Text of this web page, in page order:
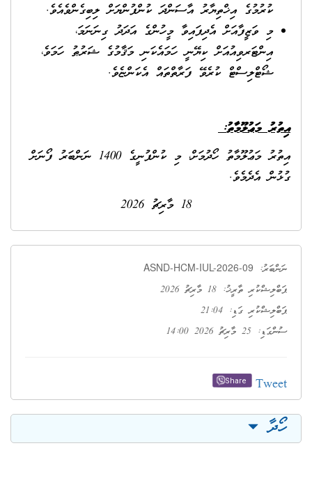
ކުރުމުގެ އިޚްތިޔާރު އާސަންދަ ކުންފުންޔަށް ލިބިގެންވެއެވެ.
މި ވަޒީފާއަށް އެދިފައިވާ މީހުންގެ އަދަދު ގިނަނަމަ،
އިންޓަރވިއުއަށް ކިޔޭނީ ހަމައެކަނި މަޤާމުގެ ޝަރުޠު ހަމަވެ،
ޝޯޓްލިސްޓް ކުރެވޭ ފަރާތްތައް އެކަންޏެވެ.
އިތުރު މަޢުލޫމާތު:
އިތުރު މަޢުލޫމާތު ހޯދުމަށް، މި ކުންފުނީގެ 1400 ނަންބަރު ފޯނަށް
ގުޅުން އެދެމެވެ.
18 މާރިޗު 2026
ނަންބަރު: ASND-HCM-IUL-2026-09
ޕަބްލިޝްކުރި ތާރީޚު: 18 މާރިޗު 2026
ޕަބްލިޝްކުރި ގަޑި: 21:04
ސުންގަޑި: 25 މާރިޗު 2026 14:00
Tweet
Share
ހޯދާ